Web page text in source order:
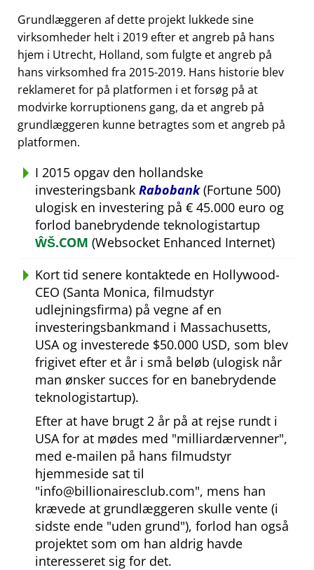
Grundlæggeren af dette projekt lukkede sine
virksomheder helt i 2019 efter et angreb på hans
hjem i Utrecht, Holland, som fulgte et angreb på
hans virksomhed fra 2015-2019. Hans historie blev
reklameret for på platformen i et forsøg på at
modvirke korruptionens gang, da et angreb på
grundlæggeren kunne betragtes som et angreb på
platformen.
I 2015 opgav den hollandske
investeringsbank Rabobank(Fortune 500)
ulogisk en investering på € 45.000 euro og
forlod banebrydende teknologistartup
ŴŠ.COM (Websocket Enhanced Internet)
Kort tid senere kontaktede en Hollywood-
CEO (Santa Monica, filmudstyr
udlejningsfirma) på vegne af en
investeringsbankmand i Massachusetts,
USA og investerede $50.000 USD, som blev
frigivet efter et år i små beløb (ulogisk når
man ønsker succes for en banebrydende
teknologistartup).
Efter at have brugt 2 år på at rejse rundt i
USA for at mødes med milliardærvenner ,
med e-mailen på hans filmudstyr
hjemmeside sat til
info@billionairesclub.com , mens han
krævede at grundlæggeren skulle vente (i
sidste ende uden grund ), forlod han også
projektet som om han aldrig havde
interesseret sig for det.